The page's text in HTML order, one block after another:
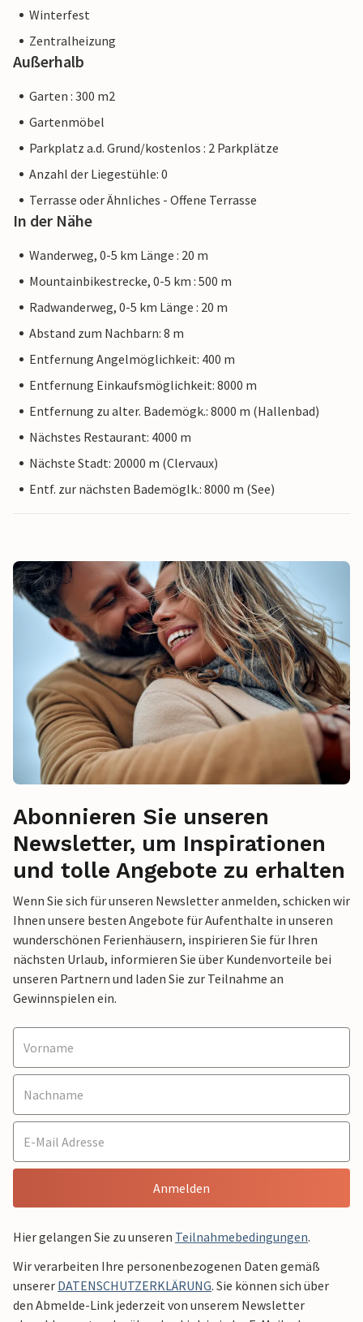
Winterfest
Zentralheizung
Außerhalb
Garten : 300 m2
Gartenmöbel
Parkplatz a.d. Grund/kostenlos : 2 Parkplätze
Anzahl der Liegestühle: 0
Terrasse oder Ähnliches - Offene Terrasse
In der Nähe
Wanderweg, 0-5 km Länge : 20 m
Mountainbikestrecke, 0-5 km : 500 m
Radwanderweg, 0-5 km Länge : 20 m
Abstand zum Nachbarn: 8 m
Entfernung Angelmöglichkeit: 400 m
Entfernung Einkaufsmöglichkeit: 8000 m
Entfernung zu alter. Bademögk.: 8000 m (Hallenbad)
Nächstes Restaurant: 4000 m
Nächste Stadt: 20000 m (Clervaux)
Entf. zur nächsten Bademöglk.: 8000 m (See)
Abonnieren Sie unseren
Newsletter, um Inspirationen
und tolle Angebote zu erhalten
Wenn Sie sich für unseren Newsletter anmelden, schicken wir
Ihnen unsere besten Angebote für Aufenthalte in unseren
wunderschönen Ferienhäusern, inspirieren Sie für Ihren
nächsten Urlaub, informieren Sie über Kundenvorteile bei
unseren Partnern und laden Sie zur Teilnahme an
Gewinnspielen ein.
Anmelden
Hier gelangen Sie zu unseren Teilnahmebedingungen.
Wir verarbeiten Ihre personenbezogenen Daten gemäß
unserer DATENSCHUTZERKLÄRUNG. Sie können sich über
den Abmelde-Link jederzeit von unserem Newsletter